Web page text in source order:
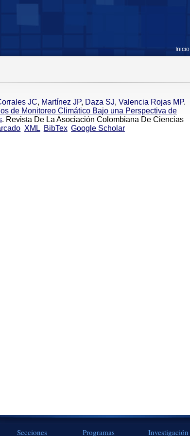
Inicio
JC, Martínez JP, Daza SJ, Valencia Rojas MP.
de Monitoreo Climático Bajo una Perspectiva de
. Revista De La Asociación Colombiana De Ciencias
XML BibTex Google Scholar
Secciones Programas Investigación